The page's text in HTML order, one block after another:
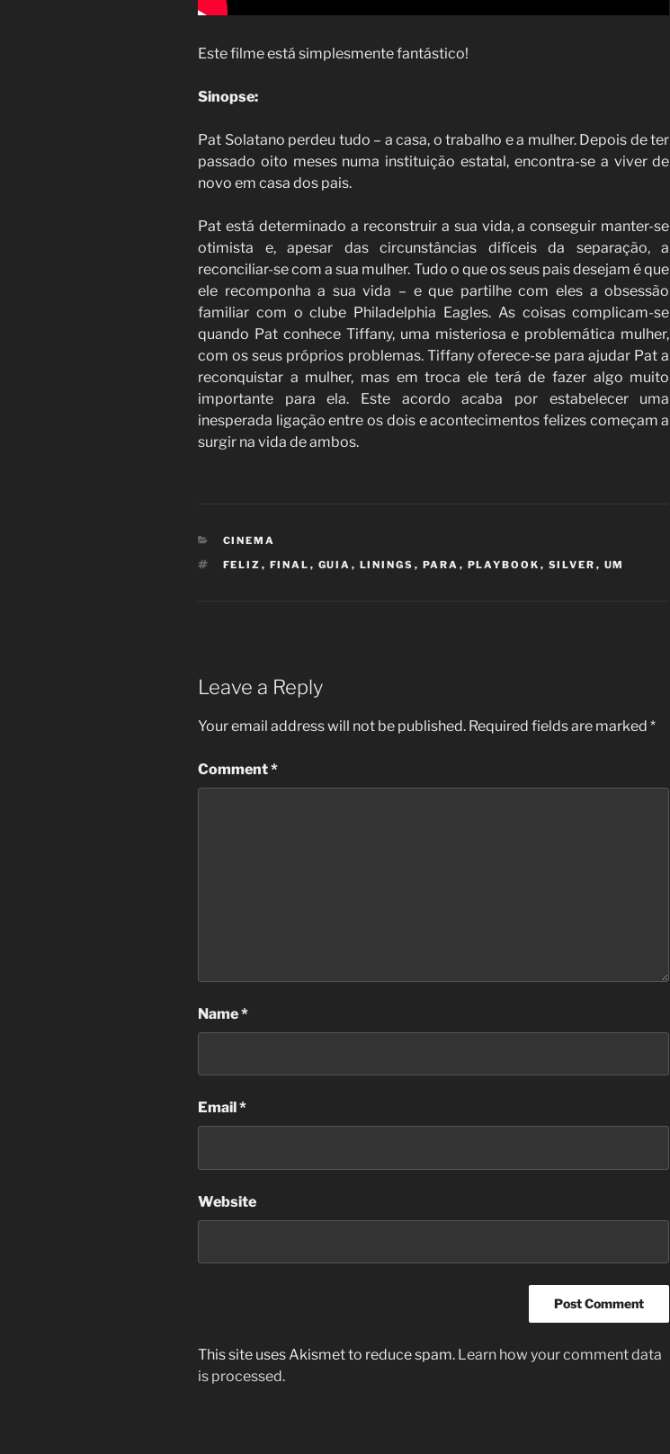
Este filme está simplesmente fantástico!
Sinopse:
Pat Solatano perdeu tudo – a casa, o trabalho e a mulher. Depois de ter
passado oito meses numa instituição estatal, encontra-se a viver de
novo em casa dos pais.
Pat está determinado a reconstruir a sua vida, a conseguir manter-se
otimista e, apesar das circunstâncias difíceis da separação, a
reconciliar-se com a sua mulher. Tudo o que os seus pais desejam é que
ele recomponha a sua vida – e que partilhe com eles a obsessão
familiar com o clube Philadelphia Eagles. As coisas complicam-se
quando Pat conhece Tiffany, uma misteriosa e problemática mulher,
com os seus próprios problemas. Tiffany oferece-se para ajudar Pat a
reconquistar a mulher, mas em troca ele terá de fazer algo muito
importante para ela. Este acordo acaba por estabelecer uma
inesperada ligação entre os dois e acontecimentos felizes começam a
surgir na vida de ambos.
CATEGORIES
CINEMA
TAGS
FELIZ , FINAL , GUIA , LININGS , PARA , PLAYBOOK , SILVER , UM
Leave a Reply
Your email address will not be published. Required fields are marked *
Comment*
Name*
Email *
Website
This site uses Akismet to reduce spam. Learn how your comment data
is processed.